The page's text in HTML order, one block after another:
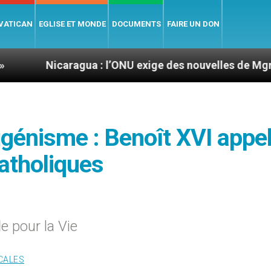
EGLISE ET MONDE DOCUMENTS FAIRE UN DON
: l’ONU exige des nouvelles de Mgr Mata
: Benoît XVI
pour la Vie